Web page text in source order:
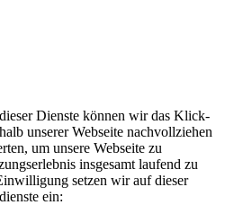
Dienste können wir das Klick-
unserer Webseite nachvollziehen
um unsere Webseite zu
insgesamt laufend zu
setzen wir auf dieser
ein: